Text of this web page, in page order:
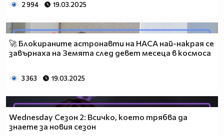
2 994 19.03.2025
🚀 Блокираните астронавти на НАСА най-накрая се
завърнаха на Земята след девет месеца в космоса
3 363 19.03.2025
Wednesday Сезон 2: Всичко, което трябва да
знаете за новия сезон